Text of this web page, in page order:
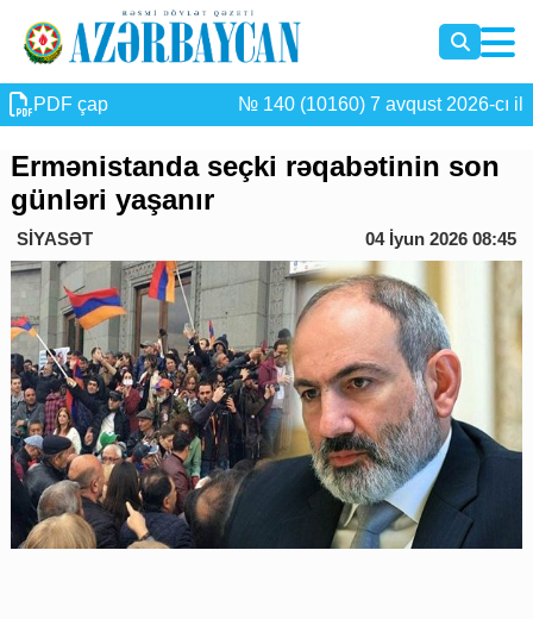
PDF çap № 140 (10160) 7 avqust 2026-cı il
Ermənistanda seçki rəqabətinin son
günləri yaşanır
SİYASƏT 04 İyun 2026 08:45